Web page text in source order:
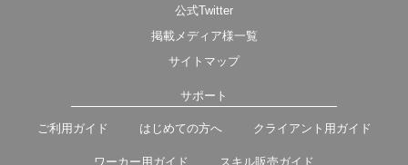
公式Twitter
掲載メディア様一覧
サイトマップ
サポート
ご利用ガイド はじめての方へ クライアント用ガイド
ワーカー用ガイド スキル販売ガイド